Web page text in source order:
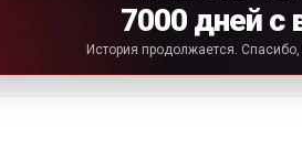
7000 дней с
История продолжается.